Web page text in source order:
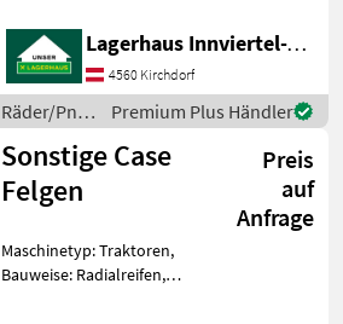
+9.5-34 +passend zu
540/65R34
Räder/Pneu/Felgen
Traktorräder
Lagerhaus Innviertel-Traunviertel-Urfahr eGen, Kirchdorf
4560 Kirchdorf
Räder/Pneu/Felgen
/ Sonstige
Premium Plus Händler
Sonstige Case
Felgen
Preis
auf
Anfrage
Maschinetyp: Traktoren,
Bauweise: Radialreifen,